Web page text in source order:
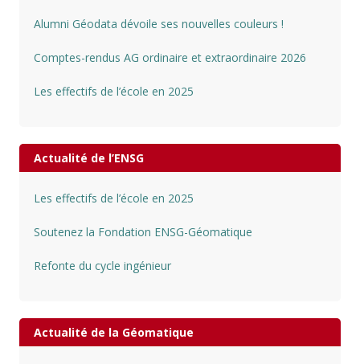
Alumni Géodata dévoile ses nouvelles couleurs !
Comptes-rendus AG ordinaire et extraordinaire 2026
Les effectifs de l’école en 2025
Actualité de l’ENSG
Les effectifs de l’école en 2025
Soutenez la Fondation ENSG-Géomatique
Refonte du cycle ingénieur
Actualité de la Géomatique